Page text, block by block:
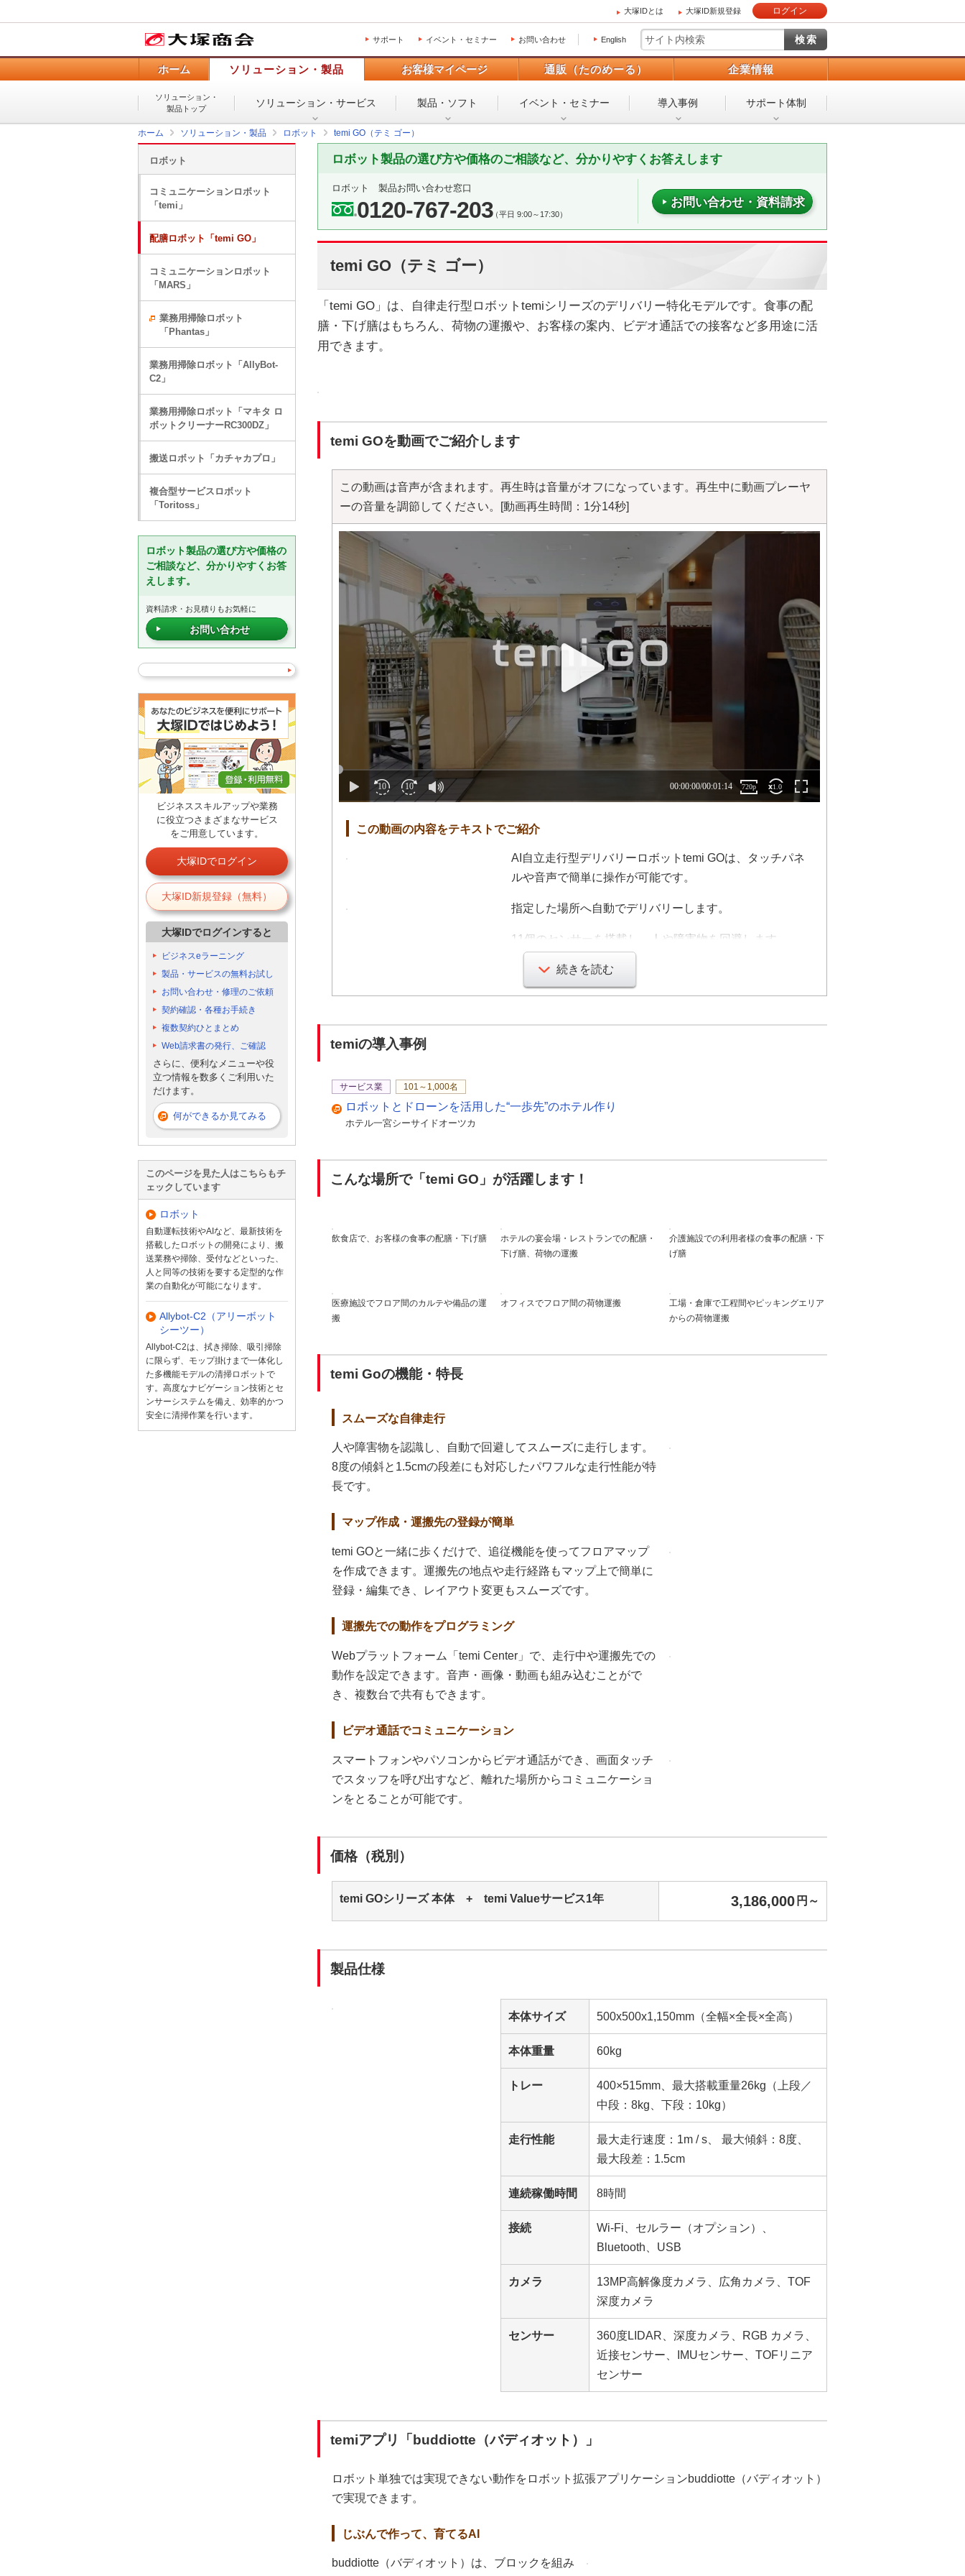
大塚IDとは 大塚ID新規登録 ログイン
サポート イベント・セミナー お問い合わせ English
ホーム ソリューション・製品 お客様マイページ 通販（たのめーる） 企業情報
ソリューション・
製品トップ
ソリューション・ サービス 製品・ソフト イベント・ セミナー 導入事例 サポート体制
ホーム ソリューション・製品 ロボット temi GO（テミ ゴー）
ロボット製品の選び方や価格のご相談など、分かりやすくお答えします
ロボット 製品お問い合わせ窓口
0120-767-203（平日 9:00～17:30）
お問い合わせ・資料請求
temi GO（テミ ゴー）
「temi GO」は、自律走行型ロボットtemiシリーズのデリバリー特化モデルです。食事の配
膳・下げ膳はもちろん、荷物の運搬や、お客様の案内、ビデオ通話での接客など多用途に活
用できます。
temi GOを動画でご紹介します
この動画は音声が含まれます。再生時は音量がオフになっています。再生中に動画プレーヤ
ーの音量を調節してください。
[動画再生時間：1分14秒]
この動画の内容をテキストでご紹介
AI自立走行型デリバリーロボットtemi GOは、タッチパネ
ルや音声で簡単に操作が可能です。
指定した場所へ自動でデリバリーします。
11個のセンサーを搭載し、人や障害物を回避します。
ディスプレイと音声でお客様をご案内します。
続きを読む
temiの導入事例
サービス業 101～1,000名
ロボットとドローンを活用した“一歩先”のホテル作り
ホテル一宮シーサイドオーツカ
こんな場所で「temi GO」が活躍します！
飲食店で、お客様の食事の配膳・下げ膳
ホテルの宴会場・レストランでの配膳・
下げ膳、荷物の運搬
介護施設での利用者様の食事の配膳・下
げ膳
医療施設でフロア間のカルテや備品の運
搬
オフィスでフロア間の荷物運搬
工場・倉庫で工程間やピッキングエリア
からの荷物運搬
temi Goの機能・特長
スムーズな自律走行
人や障害物を認識し、自動で回避してスムーズに走行します。
8度の傾斜と1.5cmの段差にも対応したパワフルな走行性能が特
長です。
マップ作成・運搬先の登録が簡単
temi GOと一緒に歩くだけで、追従機能を使ってフロアマップ
を作成できます。運搬先の地点や走行経路もマップ上で簡単に
登録・編集でき、レイアウト変更もスムーズです。
運搬先での動作をプログラミング
Webプラットフォーム「temi Center」で、走行中や運搬先での
動作を設定できます。音声・画像・動画も組み込むことがで
き、複数台で共有もできます。
ビデオ通話でコミュニケーション
スマートフォンやパソコンからビデオ通話ができ、画面タッチ
でスタッフを呼び出すなど、離れた場所からコミュニケーショ
ンをとることが可能です。
価格（税別）
temi GOシリーズ 本体 + temi Valueサービス1年 3,186,000 円～
製品仕様
本体サイズ 500x500x1,150mm（全幅×全長×全高）
本体重量 60kg
トレー
400×515mm、最大搭載重量26kg（上段／
中段：8kg、下段：10kg）
走行性能
最大走行速度：1m / s、 最大傾斜：8度、
最大段差：1.5cm
連続稼働時間 8時間
接続
Wi-Fi、セルラー（オプション）、
Bluetooth、USB
カメラ
13MP高解像度カメラ、広角カメラ、TOF
深度カメラ
センサー
360度LIDAR、深度カメラ、RGB カメラ、
近接センサー、IMUセンサー、TOFリニア
センサー
temiアプリ「buddiotte（バディオット）」
ロボット単独では実現できない動作をロボット拡張アプリケーションbuddiotte（バディオット）
で実現できます。
じぶんで作って、育てるAI
buddiotte（バディオット）は、ブロックを組み
ロボット
コミュニケーションロボット
「temi」
配膳ロボット「temi GO」
コミュニケーションロボット
「MARS」
業務用掃除ロボット
「Phantas」
業務用掃除ロボット「AllyBot-
C2」
業務用掃除ロボット「マキタ ロ
ボットクリーナーRC300DZ」
搬送ロボット「カチャカプロ」
複合型サービスロボット
「Toritoss」
ロボット製品の選び方や価格の
ご相談など、分かりやすくお答
えします。
資料請求・お見積りもお気軽に
お問い合わせ
ビジネススキルアップや業務
に役立つさまざまなサービス
をご用意しています。
大塚IDでログイン
大塚ID新規登録（無料）
大塚IDでログインすると
ビジネスeラーニング
製品・サービスの無料お試し
お問い合わせ・修理のご依頼
契約確認・各種お手続き
複数契約ひとまとめ
Web請求書の発行、ご確認
さらに、便利なメニューや役
立つ情報を数多くご利用いた
だけます。
何ができるか見てみる
このページを見た人はこちらもチ
ェックしています
ロボット
自動運転技術やAIなど、最新技術を
搭載したロボットの開発により、搬
送業務や掃除、受付などといった、
人と同等の技術を要する定型的な作
業の自動化が可能になります。
Allybot-C2（アリーボット
シーツー）
Allybot-C2は、拭き掃除、吸引掃除
に限らず、モップ掛けまで一体化し
た多機能モデルの清掃ロボットで
す。高度なナビゲーション技術とセ
ンサーシステムを備え、効率的かつ
安全に清掃作業を行います。